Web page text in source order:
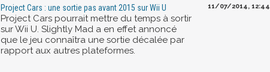
Project Cars : une sortie pas avant 2015 sur Wii U
Project Cars pourrait mettre du temps à sortir
sur Wii U. Slightly Mad a en effet annoncé
que le jeu connaîtra une sortie décalée par
rapport aux autres plateformes.
11/07/2014, 12:44